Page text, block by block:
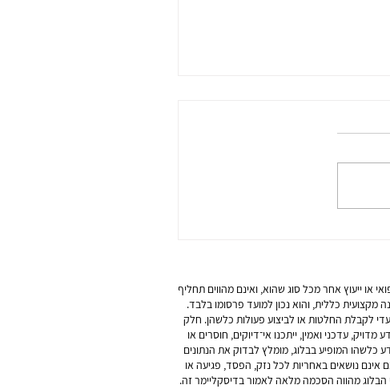
או ייעוץ אחר מכל סוג שהוא, ואינם מהווים תחליף
מקצועית כללית, והוא נכון למועד פרסומו בלבד.
לקבלת החלטות או לביצוע פעולות כלשהן. חלק
עדכני ואמין, ייתכנו אי־דיוקים, חוסרים או
כלשהו המופיע בבלוג, מומלץ לבדוק את הנתונים
אינם נושאים באחריות לכל נזק, הפסד, פגיעה או
מהווה הסכמה מלאה לאמור בדיסקליימר זה.